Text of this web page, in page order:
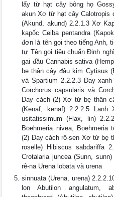
lấy từ hạt cây bông họ
akun Xơ từ hạt cây Calotropis
(Akund, akund) 2.2.1.3 Xơ
kapốc Ceiba pentandra
đơn là tên gọi theo tiếng Anh,
tự Tên gọi tiêu chuẩn Định
gai đầu Cannabis sativa
bẹ thân cây đậu kim Cytisus
và Spartium 2.2.2.3 Đay
Corchorus capsularis và
Đay cách (2) Xơ từ bẹ thân
(Kenaf, kenaf) 2.2.2.5
usitatissimum (Flax, lin)
Boehmeria nivea, Boehmeria
(2) Đay cách rô-sen Xơ từ bẹ
roselle) Hibiscus sabdariffa
Crotalaria juncea (Sunn,
rê-na Urena lobata và urena
sinnuata (Urena, urena)
lon Abutilon angulatum,